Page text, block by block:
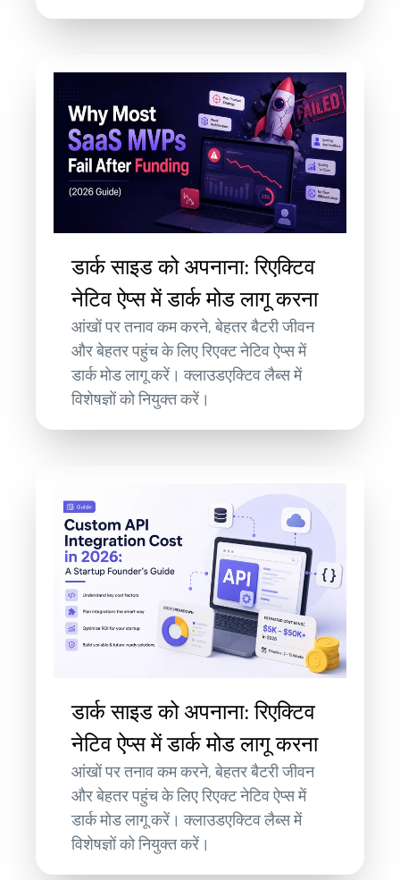
डार्क साइड को अपनाना: रिएक्टिव
नेटिव ऐप्स में डार्क मोड लागू करना
आंखों पर तनाव कम करने, बेहतर बैटरी जीवन
और बेहतर पहुंच के लिए रिएक्ट नेटिव ऐप्स में
डार्क मोड लागू करें। क्लाउडएक्टिव लैब्स में
विशेषज्ञों को नियुक्त करें।
डार्क साइड को अपनाना: रिएक्टिव
नेटिव ऐप्स में डार्क मोड लागू करना
आंखों पर तनाव कम करने, बेहतर बैटरी जीवन
और बेहतर पहुंच के लिए रिएक्ट नेटिव ऐप्स में
डार्क मोड लागू करें। क्लाउडएक्टिव लैब्स में
विशेषज्ञों को नियुक्त करें।